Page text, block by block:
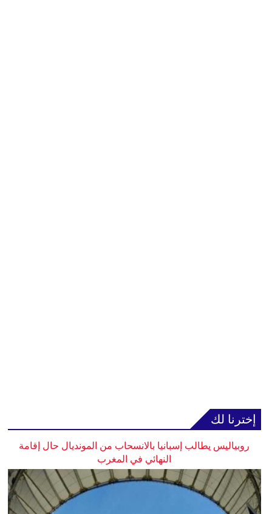
إخترنا لك
روبياليس يطالب إسبانيا بالانسحاب من المونديال حال إقامة
النهائي في المغرب